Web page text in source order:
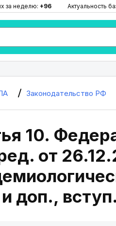
за неделю: +96 Актуальность
Законодательство РФ
10.
от
доп.,